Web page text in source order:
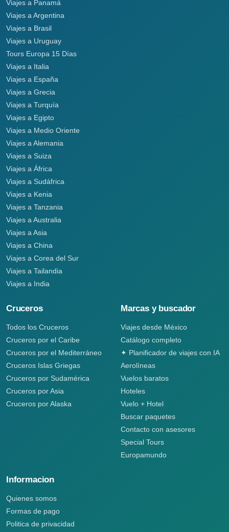
Viajes a Panamá
Viajes a Argentina
Viajes a Brasil
Viajes a Uruguay
Tours Europa 15 Días
Viajes a Italia
Viajes a España
Viajes a Grecia
Viajes a Turquía
Viajes a Egipto
Viajes a Medio Oriente
Viajes a Alemania
Viajes a Suiza
Viajes a África
Viajes a Sudáfrica
Viajes a Kenia
Viajes a Tanzania
Viajes a Australia
Viajes a Asia
Viajes a China
Viajes a Corea del Sur
Viajes a Tailandia
Viajes a India
Cruceros
Todos los Cruceros
Cruceros por el Caribe
Cruceros por el Mediterráneo
Cruceros Islas Griegas
Cruceros por Sudamérica
Cruceros por Asia
Cruceros por Alaska
Marcas y buscador
Viajes desde México
Catálogo completo
✦ Planificador de viajes con IA
Aerolíneas
Vuelos baratos
Hoteles
Vuelo + Hotel
Buscar paquetes
Contacto con asesores
Special Tours
Europamundo
Informacion
Quienes somos
Formas de pago
Politica de privacidad